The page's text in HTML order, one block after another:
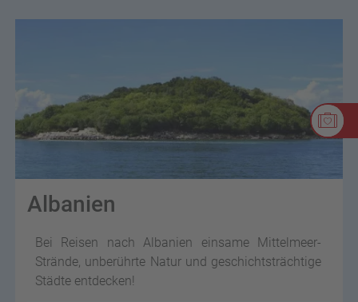
Albanien
Bei Reisen nach Albanien einsame Mittelmeer-
Strände, unberührte Natur und geschichtsträchtige
Städte entdecken!